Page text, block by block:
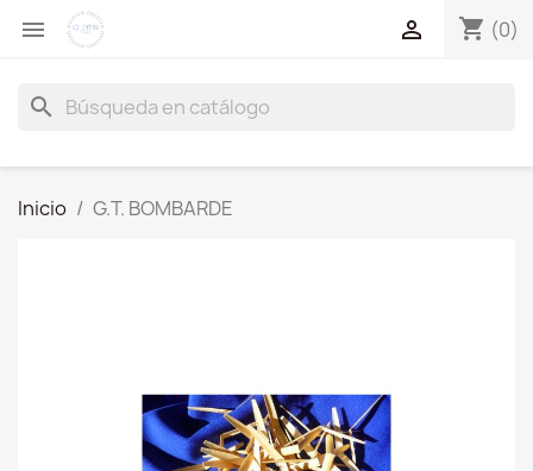
 shopping_cart (0)

search
Inicio G.T. BOMBARDE